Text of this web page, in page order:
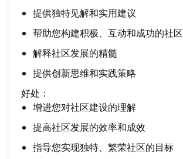
提供独特见解和实用建议
帮助您构建积极、互动和成功的社区
解释社区发展的精髓
提供创新思维和实践策略
好处：
增进您对社区建设的理解
提高社区发展的效率和成效
指导您实现独特、繁荣社区的目标